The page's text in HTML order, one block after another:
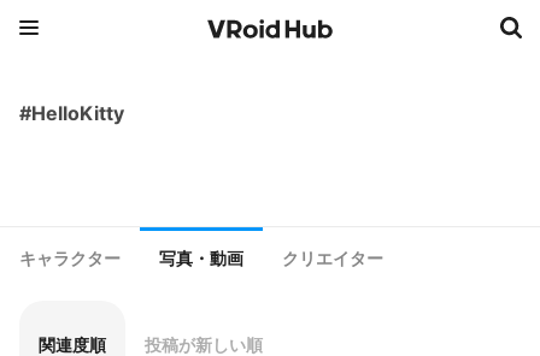
#HelloKitty
キャラクター 写真・動画 クリエイター
関連度順 投稿が新しい順